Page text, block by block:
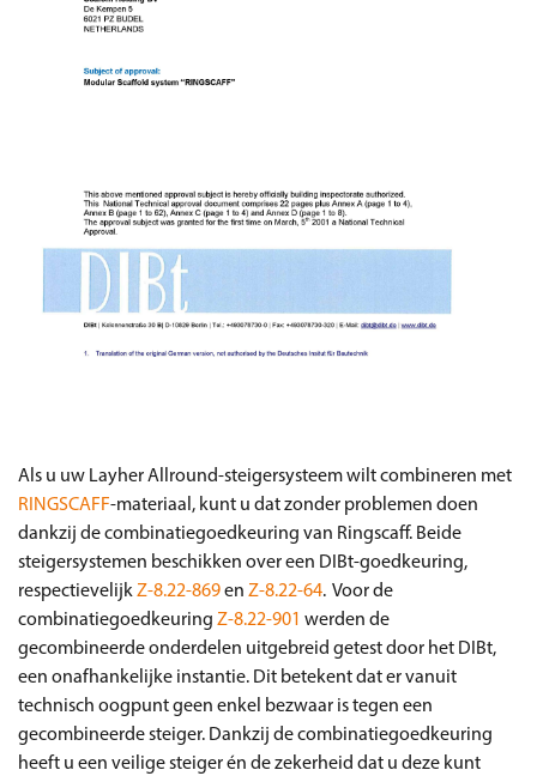
Als u uw Layher Allround-steigersysteem wilt combineren met
RINGSCAFF-materiaal, kunt u dat zonder problemen doen
dankzij de combinatiegoedkeuring van Ringscaff. Beide
steigersystemen beschikken over een DIBt-goedkeuring,
respectievelijkZ-8.22-869en Z-8.22-64. Voor de
combinatiegoedkeuring Z-8.22-901 werden de
gecombineerde onderdelen uitgebreid getest door het DIBt,
een onafhankelijke instantie. Dit betekent dat er vanuit
technisch oogpunt geen enkel bezwaar is tegen een
gecombineerde steiger. Dankzij de combinatiegoedkeuring
heeft u een veilige steiger én de zekerheid dat u deze kunt